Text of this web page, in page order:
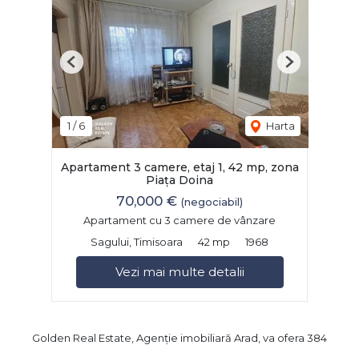
1 /6 Harta
Previous Next
Apartament 3 camere, etaj 1, 42 mp, zona
Piața Doina
70,000 € (negociabil)
Apartament cu 3 camere de vânzare
Sagului, Timisoara
42 mp 1968
Vezi mai multe detalii
Golden Real Estate, Agenție imobiliară Arad, va ofera 384